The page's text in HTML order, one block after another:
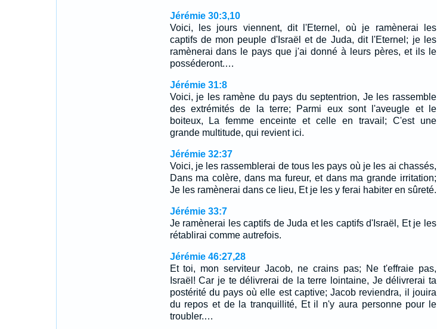
Jérémie 30:3,10
Voici, les jours viennent, dit l'Eternel, où je ramènerai les
captifs de mon peuple d'Israël et de Juda, dit l'Eternel; je les
ramènerai dans le pays que j'ai donné à leurs pères, et ils le
posséderont.…
Jérémie 31:8
Voici, je les ramène du pays du septentrion, Je les rassemble
des extrémités de la terre; Parmi eux sont l'aveugle et le
boiteux, La femme enceinte et celle en travail; C'est une
grande multitude, qui revient ici.
Jérémie 32:37
Voici, je les rassemblerai de tous les pays où je les ai chassés,
Dans ma colère, dans ma fureur, et dans ma grande irritation;
Je les ramènerai dans ce lieu, Et je les y ferai habiter en sûreté.
Jérémie 33:7
Je ramènerai les captifs de Juda et les captifs d'Israël, Et je les
rétablirai comme autrefois.
Jérémie 46:27,28
Et toi, mon serviteur Jacob, ne crains pas; Ne t'effraie pas,
Israël! Car je te délivrerai de la terre lointaine, Je délivrerai ta
postérité du pays où elle est captive; Jacob reviendra, il jouira
du repos et de la tranquillité, Et il n'y aura personne pour le
troubler.…